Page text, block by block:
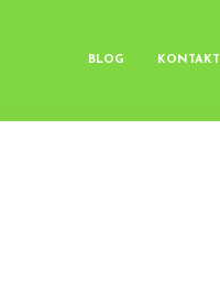
BLOG KONTAKT